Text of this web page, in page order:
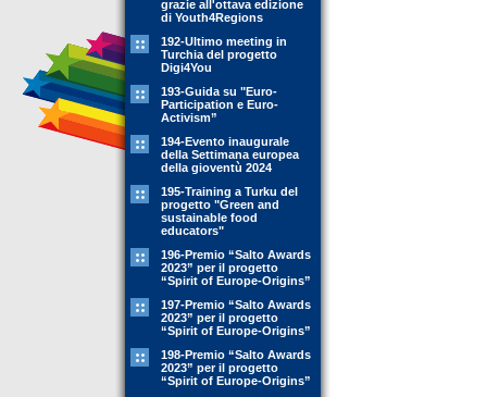
grazie all'ottava edizione
di Youth4Regions
192-Ultimo meeting in
Turchia del progetto
Digi4You
193-Guida su "Euro-
Participation e Euro-
Activism”
194-Evento inaugurale
della Settimana europea
della gioventù 2024
195-Training a Turku del
progetto "Green and
sustainable food
educators"
196-Premio “Salto Awards
2023” per il progetto
“Spirit of Europe-Origins”
197-Premio “Salto Awards
2023” per il progetto
“Spirit of Europe-Origins”
198-Premio “Salto Awards
2023” per il progetto
“Spirit of Europe-Origins”